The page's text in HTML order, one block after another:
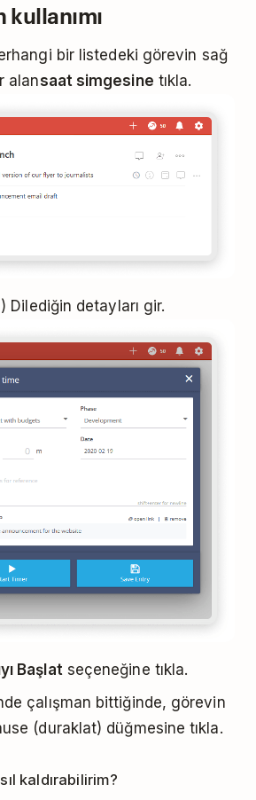
bir listedeki görevin sağ
alansaat simgesine tıkla.
Dilediğin detayları gir.
Başlatseçeneğine tıkla.
çalışman bittiğinde, görevin
(duraklat) düğmesine tıkla.
kaldırabilirim?